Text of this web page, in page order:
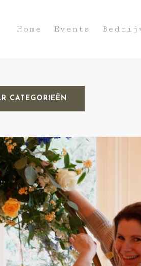
to search or ESC to close
Home Events
CATEGORIEËN